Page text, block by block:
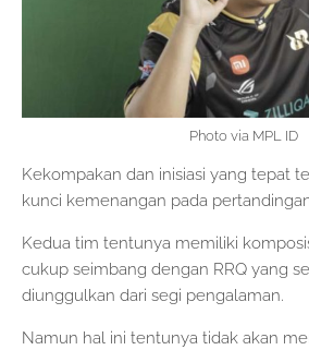
Photo via MPL ID
Kekompakan dan inisiasi yang tepat
kunci kemenangan pada
Kedua tim tentunya memiliki
cukup seimbang dengan RRQ yang
diunggulkan dari segi pengalaman.
Namun hal ini tentunya tidak akan